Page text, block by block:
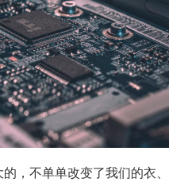
，不单单改变了我们的衣、